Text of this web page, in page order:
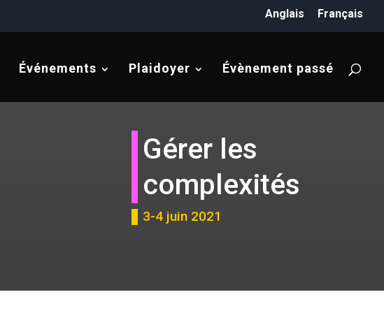
Anglais Français
Événements Plaidoyer Évènement passé
Gérer les
complexités
3-4 juin 2021